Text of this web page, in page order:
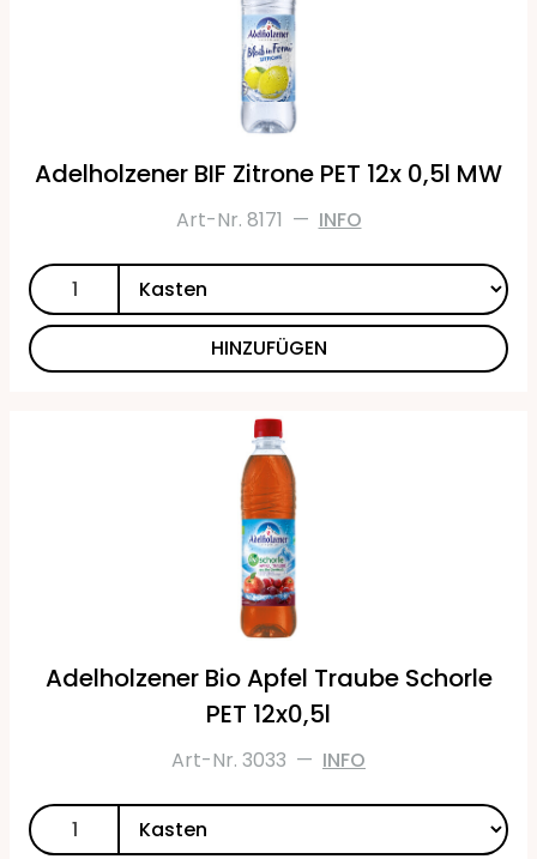
Adelholzener BIF Zitrone PET 12x 0,5l MW
Art-Nr. 8171 — INFO
HINZUFÜGEN
Adelholzener Bio Apfel Traube Schorle
PET 12x0,5l
Art-Nr. 3033 — INFO